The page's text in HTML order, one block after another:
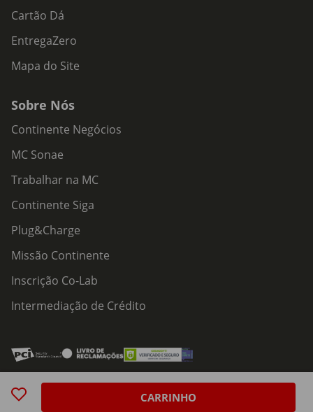
CARRINHO
Cartão Dá
EntregaZero
Mapa do Site
Sobre Nós
Continente Negócios
MC Sonae
Trabalhar na MC
Continente Siga
Plug&Charge
Missão Continente
Inscrição Co-Lab
Intermediação de Crédito
Acessibilidade
Política de Privacidade